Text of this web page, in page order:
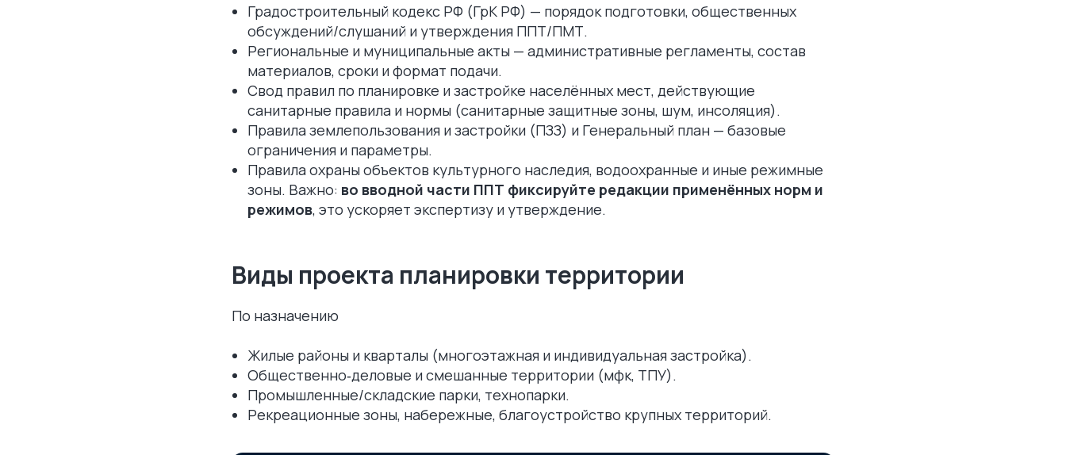
Градостроительный кодекс РФ (ГрК РФ) — порядок подготовки, общественных
обсуждений/слушаний и утверждения ППТ/ПМТ.
Региональные и муниципальные акты — административные регламенты, состав
материалов, сроки и формат подачи.
Свод правил по планировке и застройке населённых мест, действующие
санитарные правила и нормы (санитарные защитные зоны, шум, инсоляция).
Правила землепользования и застройки (ПЗЗ) и Генеральный план — базовые
ограничения и параметры.
Правила охраны объектов культурного наследия, водоохранные и иные режимные
зоны. Важно: во вводной части ППТ фиксируйте редакции применённых норм и
режимов, это ускоряет экспертизу и утверждение.
Виды проекта планировки территории
По назначению
Жилые районы и кварталы (многоэтажная и индивидуальная застройка).
Общественно‑деловые и смешанные территории (мфк, ТПУ).
Промышленные/складские парки, технопарки.
Рекреационные зоны, набережные, благоустройство крупных территорий.
Оставить заявку
Скидка 10%на комплексное
обследование зданий